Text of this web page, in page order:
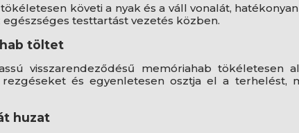
követi a nyak és a váll vonalát,
testtartást vezetés közben.
töltet
visszarendeződésű memóriahab tökéletesen
és egyenletesen osztja el a terhelést,
huzat